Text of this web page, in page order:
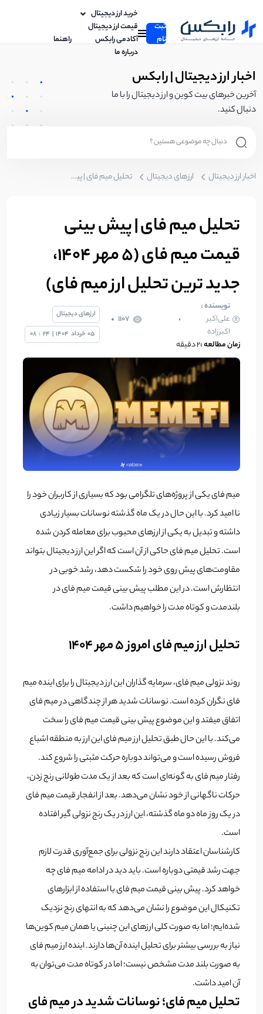
ثبت
نام
خرید ارز دیجیتال
قیمت ارز دیجیتال
آکادمی رابکس
راهنما
درباره ما
اخبار ارز دیجیتال | رابکس
آخرین خبرهای بیت کوین و ارز دیجیتال را با ما
دنبال کنید.
اخبار ارز دیجیتال ارزهای دیجیتال تحلیل میم فای | پیش بینی قیمت میم فای (5 مهر 1404، جدید ترین تحلیل ارز میم فای)
تحلیل میم فای | پیش بینی
قیمت میم فای (5 مهر 1404،
جدید ترین تحلیل ارز میم فای)
نویسنده :
علی‌اکبر
اکبرزاده
1107
زمان مطالعه :2 دقیقه
ارزهای دیجیتال
05 خرداد 1404
|
24
:
08
میم فای یکی از پروژه‌های تلگرامی بود که بسیاری از کاربران خود را
نا امید کرد. با این حال در یک ماه گذشته نوسانات بسیار زیادی
داشته و تبدیل به یکی از ارزهای محبوب برای معامله کردن شده
است. تحلیل میم فای حاکی از آن است که اگر این ارز دیجیتال بتواند
مقاومت‌های پیش روی خود را شکست دهد، رشد خوبی در
انتظارش است. در این مطلب پیش بینی قیمت میم فای در
بلندمدت و کوتاه مدت را خواهیم داشت.
تحلیل ارز میم فای امروز 5 مهر 1404
روند نزولی میم فای، سرمایه گذاران این ارز دیجیتال را برای اینده میم
فای نگران کرده است. نوسانات شدید هر از چندگاهی در میم فای
اتفاق میفتد و این موضوع پیش بینی قیمت میم فای را سخت
می‌کند. با این حال طبق تحلیل ارز میم فای این ارز به منطقه اشباع
فروش رسیده است و می‌تواند دوباره حرکت مثبتی را شروع کند.
رفتار میم فای به گونه‌ای است که بعد از یک مدت طولانی رنج زدن،
حرکات ناگهانی از خود نشان می‌دهد. بعد از انفجار قیمت میم فای
در یک روز ماه دو ماه گذشته، این ارز در یک رنج نزولی گیر افتاده
است.
کارشناسان اعتقاد دارند این رنج نزولی برای جمع‌آوری قدرت لازم
جهت رشد قیمتی دوباره است. باید دید در ادامه میم فای چه
خواهد کرد. پیش بینی قیمت میم فای با استفاده از ابزارهای
تکنیکال این موضوع را نشان می‌دهد که به انتهای رنج نزدیک
شده‌ایم؛ اما به صورت کلی ارزهای این چنینی یا همان میم کوین‌ها
نیاز به بررسی بیشتر برای تحلیل اینده آن‌ها دارند. اینده ارز میم فای
به صورت بلند مدت مشخص نیست؛ اما در کوتاه مدت می‌توان به
آن امید داشت.
تحلیل میم فای؛ نوسانات شدید در میم فای